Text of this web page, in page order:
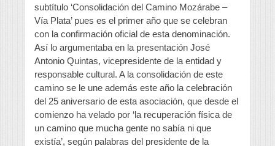
subtítulo ‘Consolidación del Camino Mozárabe –
Vía Plata’ pues es el primer año que se celebran
con la confirmación oficial de esta denominación.
Así lo argumentaba en la presentación José
Antonio Quintas, vicepresidente de la entidad y
responsable cultural. A la consolidación de este
camino se le une además este año la celebración
del 25 aniversario de esta asociación, que desde el
comienzo ha velado por ‘la recuperación física de
un camino que mucha gente no sabía ni que
existía’, según palabras del presidente de la